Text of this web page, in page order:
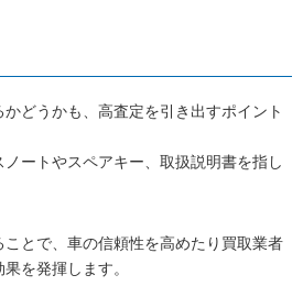
どうかも、高査定を引き出すポイント
ートやスペアキー、取扱説明書を指し
とで、車の信頼性を高めたり買取業者
を発揮します。